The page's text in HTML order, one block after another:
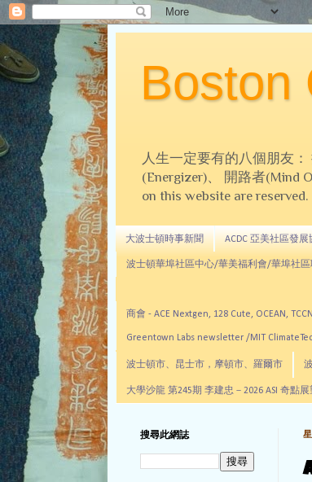
Boston
人生一定要有的八個朋友
(Energizer)、 開路者(Mind
on this website are reserved.
大波士頓時事新聞 ACDC 亞美社區發展
波士頓華埠社區中心/華美福利會/華埠社
商會 - ACE Nextgen, 128 Cute, OCEAN,
Greentown Labs newsletter /MIT
波士頓市、昆士市，摩頓市、羅爾市
大學沙龍 第245期 李建忠－2026 ASI 奇點
搜尋此網誌